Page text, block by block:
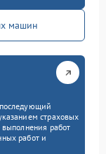
машин
страховых
выполнения работ
работ и